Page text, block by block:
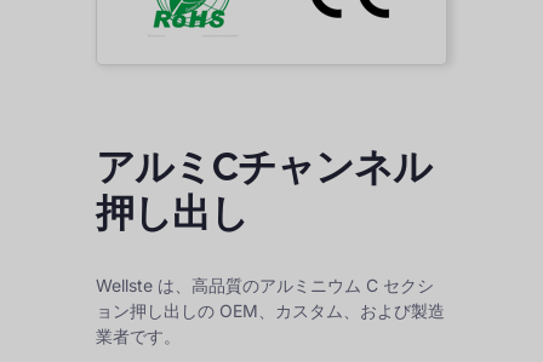
アルミCチャンネル
押し出し
Wellste は、高品質のアルミニウム C セクシ
ョン押し出しの OEM、カスタム、および製造
業者です。